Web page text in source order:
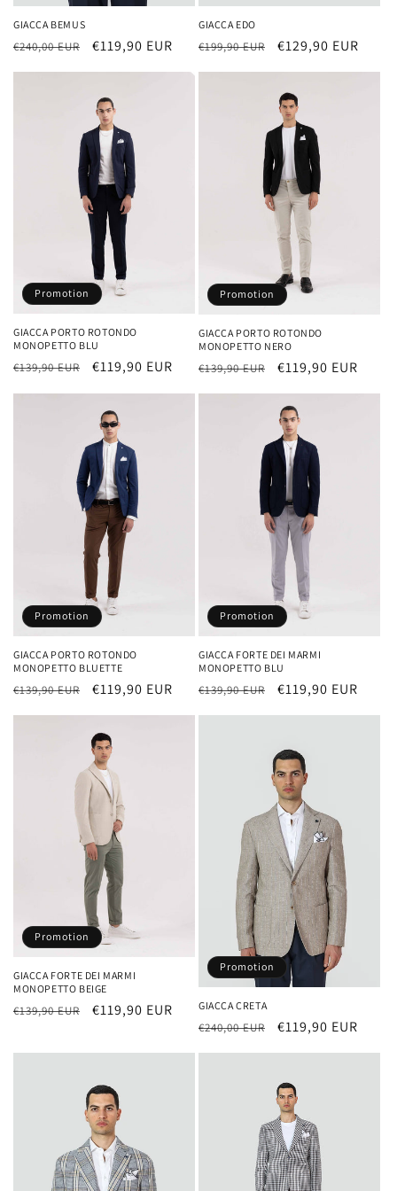
GIACCA BEMUS
Prix
€240,00 EUR
Prix
€119,90 EUR
GIACCA EDO
Prix
€199,90 EUR
Prix
€129,90 EUR
Promotion
GIACCA PORTO ROTONDO
MONOPETTO BLU
Prix
€139,90 EUR
Prix
€119,90 EUR
Promotion
GIACCA PORTO ROTONDO
MONOPETTO NERO
Prix
habituel
€139,90 EUR
Prix
promotionnel
€119,90 EUR
Promotion
GIACCA PORTO ROTONDO
MONOPETTO BLUETTE
Prix
€139,90 EUR
Prix
€119,90 EUR
Promotion
GIACCA FORTE DEI MARMI
MONOPETTO BLU
Prix
€139,90 EUR
Prix
€119,90 EUR
Promotion
GIACCA FORTE DEI MARMI
MONOPETTO BEIGE
Prix
€139,90 EUR
Prix
€119,90 EUR
Promotion
GIACCA CRETA
Prix
habituel
€240,00 EUR
Prix
promotionnel
€119,90 EUR